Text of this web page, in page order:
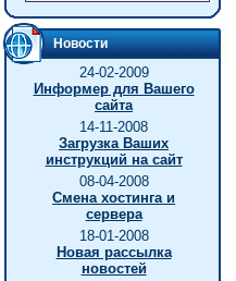
Новости
24-02-2009
Информер для Вашего
сайта
14-11-2008
Загрузка Ваших
инструкций на сайт
08-04-2008
Смена хостинга и
сервера
18-01-2008
Новая рассылка
новостей